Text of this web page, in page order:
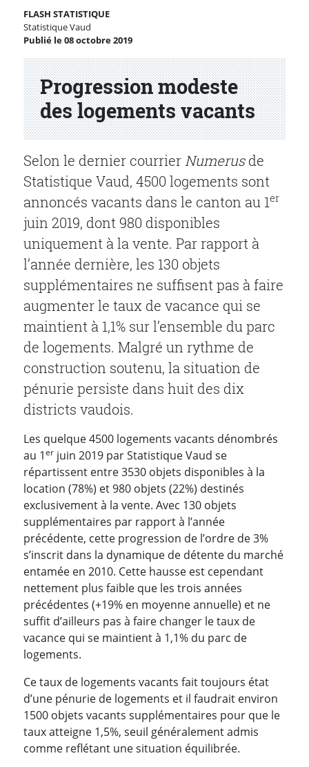
Progression modeste
des logements vacants
FLASH STATISTIQUE
Statistique Vaud
Publié le 08 octobre 2019
Partenaire(s)
Selon le dernier courrier Numerusde
Statistique Vaud, 4500 logements sont
annoncés vacants dans le canton au 1er
juin 2019, dont 980 disponibles
uniquement à la vente. Par rapport à
l’année dernière, les 130 objets
supplémentaires ne suffisent pas à faire
augmenter le taux de vacance qui se
maintient à 1,1% sur l’ensemble du parc
de logements. Malgré un rythme de
construction soutenu, la situation de
pénurie persiste dans huit des dix
districts vaudois.
Les quelque 4500 logements vacants dénombrés
au 1er juin 2019 par Statistique Vaud se
répartissent entre 3530 objets disponibles à la
location (78%) et 980 objets (22%) destinés
exclusivement à la vente. Avec 130 objets
supplémentaires par rapport à l’année
précédente, cette progression de l’ordre de 3%
s’inscrit dans la dynamique de détente du marché
entamée en 2010. Cette hausse est cependant
nettement plus faible que les trois années
précédentes (+19% en moyenne annuelle) et ne
suffit d’ailleurs pas à faire changer le taux de
vacance qui se maintient à 1,1% du parc de
logements.
Ce taux de logements vacants fait toujours état
d’une pénurie de logements et il faudrait environ
1500 objets vacants supplémentaires pour que le
taux atteigne 1,5%, seuil généralement admis
comme reflétant une situation équilibrée.